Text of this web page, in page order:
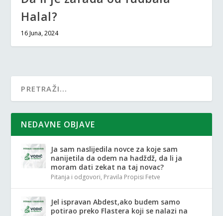
Halal?
16 Juna, 2024
NEDAVNE OBJAVE
Ja sam naslijedila novce za koje sam
nanijetila da odem na hadždž, da li ja
moram dati zekat na taj novac?
Pitanja i odgovori, Pravila Propisi Fetve
Jel ispravan Abdest,ako budem samo
potirao preko Flastera koji se nalazi na